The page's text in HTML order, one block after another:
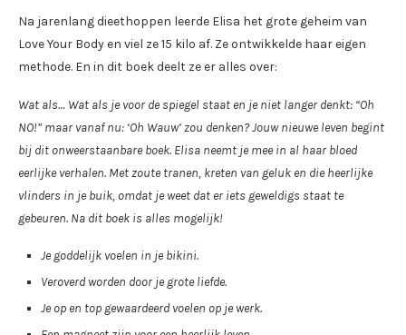
Na jarenlang dieethoppen leerde Elisa het grote geheim van
Love Your Body en viel ze 15 kilo af. Ze ontwikkelde haar eigen
methode. En in dit boek deelt ze er alles over:
Wat als… Wat als je voor de spiegel staat en je niet langer denkt: “Oh
NO!” maar vanaf nu: ‘Oh Wauw’ zou denken? Jouw nieuwe leven begint
bij dit onweerstaanbare boek. Elisa neemt je mee in al haar bloed
eerlijke verhalen. Met zoute tranen, kreten van geluk en die heerlijke
vlinders in je buik, omdat je weet dat er iets geweldigs staat te
gebeuren. Na dit boek is alles mogelijk!
Je goddelijk voelen in je bikini.
Veroverd worden door je grote liefde.
Je op en top gewaardeerd voelen op je werk.